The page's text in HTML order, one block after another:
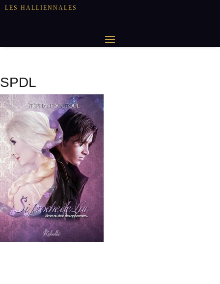
LES HALLIENNALES
SPDL